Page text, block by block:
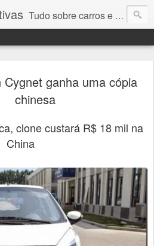
Tudo sobre carros e motores
ganha uma cópia
chinesa
clone custará R$ 18 mil na
China